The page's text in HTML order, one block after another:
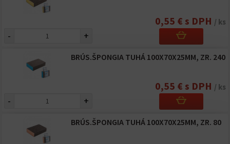
0,55 € s DPH / ks
- +
BRÚS.ŠPONGIA TUHÁ 100X70X25MM, ZR. 240
0,55 € s DPH / ks
- +
BRÚS.ŠPONGIA TUHÁ 100X70X25MM, ZR. 80